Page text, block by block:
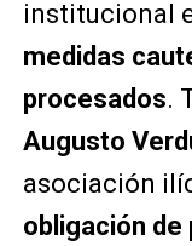
institucional
medidas
procesados.
Augusto
asociación
obligación